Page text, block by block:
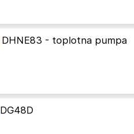
DHNE83 - toplotna pumpa
DG48D